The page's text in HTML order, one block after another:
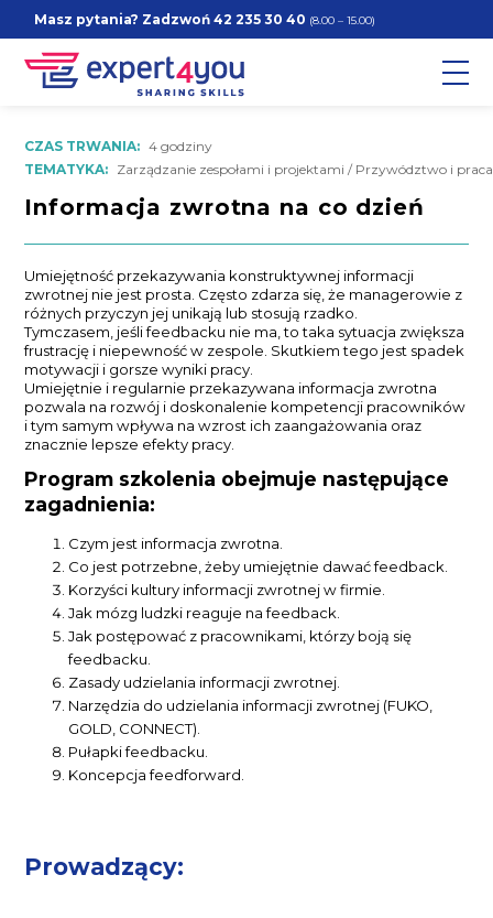
Masz pytania? Zadzwoń42 235 30 40 (8.00 – 15.00)
CZAS TRWANIA: 4 godziny
TEMATYKA: Zarządzanie zespołami i projektami / Przywództwo i praca
Informacja zwrotna na co dzień
Umiejętność przekazywania konstruktywnej informacji
zwrotnej nie jest prosta. Często zdarza się, że managerowie z
różnych przyczyn jej unikają lub stosują rzadko.
Tymczasem, jeśli feedbacku nie ma, to taka sytuacja zwiększa
frustrację i niepewność w zespole. Skutkiem tego jest spadek
motywacji i gorsze wyniki pracy.
Umiejętnie i regularnie przekazywana informacja zwrotna
pozwala na rozwój i doskonalenie kompetencji pracowników
i tym samym wpływa na wzrost ich zaangażowania oraz
znacznie lepsze efekty pracy.
Program szkolenia obejmuje następujące
zagadnienia:
Czym jest informacja zwrotna.
Co jest potrzebne, żeby umiejętnie dawać feedback.
Korzyści kultury informacji zwrotnej w firmie.
Jak mózg ludzki reaguje na feedback.
Jak postępować z pracownikami, którzy boją się
feedbacku.
Zasady udzielania informacji zwrotnej.
Narzędzia do udzielania informacji zwrotnej (FUKO,
GOLD, CONNECT).
Pułapki feedbacku.
Koncepcja feedforward.
Prowadzący: